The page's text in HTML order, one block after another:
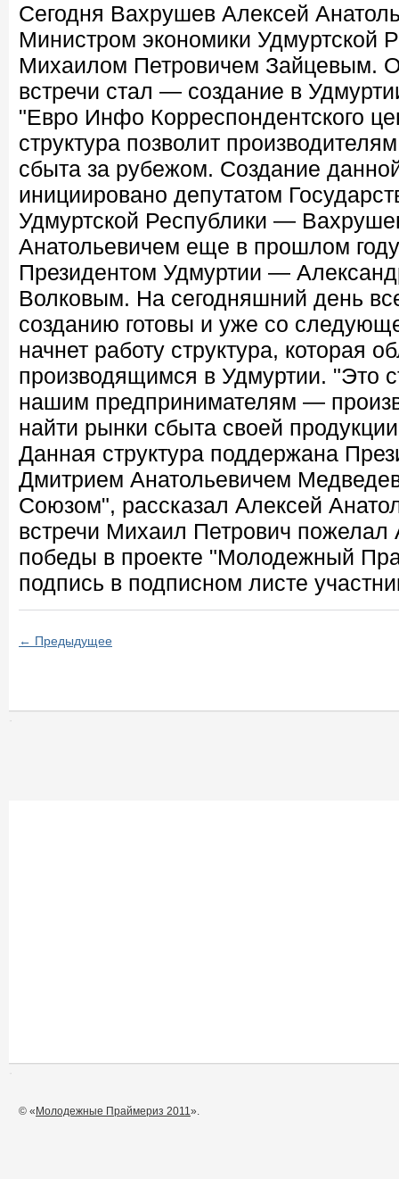
Сегодня Вахрушев Алексей
Министром экономики Удмуртской
Михаилом Петровичем Зайцевым.
встречи стал — создание в
"Евро Инфо Корреспондентского
структура позволит
сбыта за рубежом. Создание
инициировано депутатом
Удмуртской Республики —
Анатольевичем еще в прошлом
Президентом Удмуртии —
Волковым. На сегодняшний день
созданию готовы и уже со
начнет работу структура, которая
производящимся в Удмуртии. "Это
нашим предпринимателям —
найти рынки сбыта своей
Данная структура поддержана
Дмитрием Анатольевичем
Союзом", рассказал Алексей
встречи Михаил Петрович пожелал
победы в проекте "Молодежный
подпись в подписном листе
← Предыдущее
© « Молодежные Праймериз 2011».